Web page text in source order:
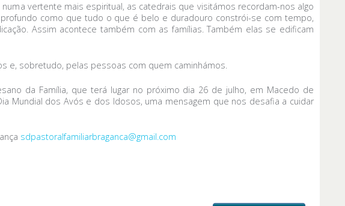
numa vertente mais espiritual, as catedrais que visitámos recordam-nos algo
como que tudo o que é belo e duradouro constrói-se com tempo,
Assim acontece também com as famílias. Também elas se edificam
e, sobretudo, pelas pessoas com quem caminhámos.
da Família, que terá lugar no próximo dia 26 de julho, em Macedo de
Mundial dos Avós e dos Idosos, uma mensagem que nos desafia a cuidar
sdpastoralfamiliarbraganca@gmail.com